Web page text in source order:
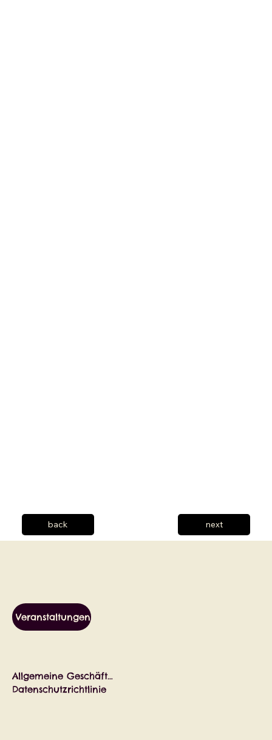
back next
Allgemeine Geschäftsbedingungen
Datenschutzrichtlinie
Veranstaltungen